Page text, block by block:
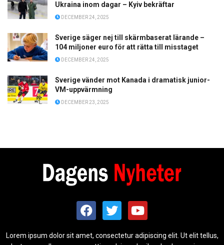
Ukraina inom dagar – Kyiv bekräftar
DECEMBER 24, 2025
Sverige säger nej till skärmbaserat lärande –
104 miljoner euro för att rätta till misstaget
DECEMBER 24, 2025
Sverige vänder mot Kanada i dramatisk junior-
VM-uppvärmning
DECEMBER 23, 2025
Lorem ipsum dolor sit amet, consectetur adipiscing elit. Ut elit tellus,